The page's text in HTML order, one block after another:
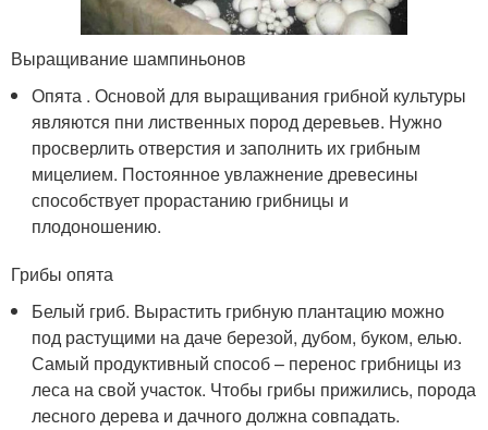
Выращивание шампиньонов
Опята . Основой для выращивания грибной культуры
являются пни лиственных пород деревьев. Нужно
просверлить отверстия и заполнить их грибным
мицелием. Постоянное увлажнение древесины
способствует прорастанию грибницы и
плодоношению.
Грибы опята
Белый гриб. Вырастить грибную плантацию можно
под растущими на даче березой, дубом, буком, елью.
Самый продуктивный способ – перенос грибницы из
леса на свой участок. Чтобы грибы прижились, порода
лесного дерева и дачного должна совпадать.